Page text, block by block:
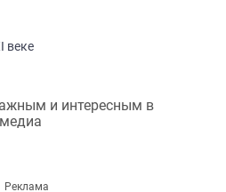
веке
и интересным в
Реклама